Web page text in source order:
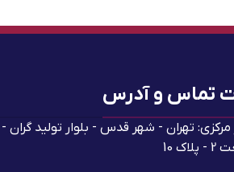
مرکزی: تهران - شهر قدس - بلوار تولید گران
10
تماس و آدرس